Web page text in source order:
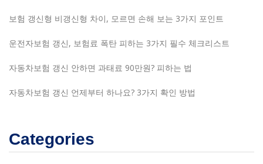
보험 갱신형 비갱신형 차이, 모르면 손해 보는 3가지 포인트
운전자보험 갱신, 보험료 폭탄 피하는 3가지 필수 체크리스트
자동차보험 갱신 안하면 과태료 90만원? 피하는 법
자동차보험 갱신 언제부터 하나요? 3가지 확인 방법
Categories